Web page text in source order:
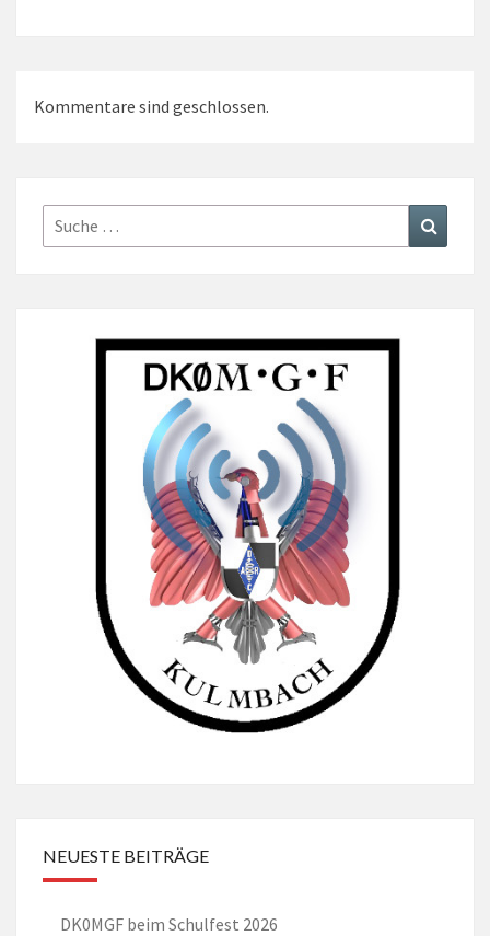
Kommentare sind geschlossen.
Suche
nach:
NEUESTE BEITRÄGE
DK0MGF beim Schulfest 2026